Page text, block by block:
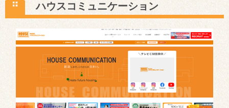
ハウスコミュニケーション